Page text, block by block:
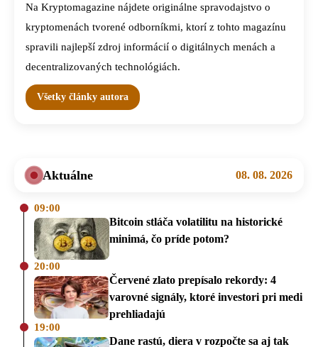
Na Kryptomagazine nájdete originálne spravodajstvo o
kryptomenách tvorené odborníkmi, ktorí z tohto magazínu
spravili najlepší zdroj informácií o digitálnych menách a
decentralizovaných technológiách.
Všetky články autora
Aktuálne 08. 08. 2026
09:00
Bitcoin stláča volatilitu na historické
minimá, čo príde potom?
20:00
Červené zlato prepísalo rekordy: 4
varovné signály, ktoré investori pri medi
prehliadajú
19:00
Dane rastú, diera v rozpočte sa aj tak